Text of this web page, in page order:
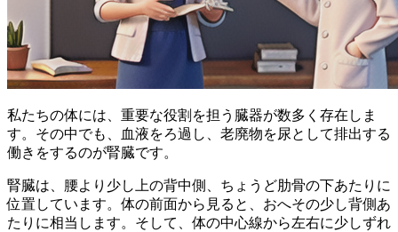
私たちの体には、重要な役割を担う臓器が数多く存在しま
す。その中でも、
血液をろ過し、老廃物を尿として排出する
働き をするのが腎臓です。
腎臓は、 腰より少し上の背中側、ちょうど肋骨の下あたりに
位置 しています。体の前面から見ると、おへその少し背側あ
たりに相当します。そして、 体の中心線から左右に少しずれ